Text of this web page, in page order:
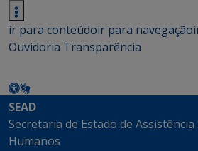
ir para conteúdoir para navegação
Ouvidoria Transparência
SEAD
Secretaria de Estado de
Humanos